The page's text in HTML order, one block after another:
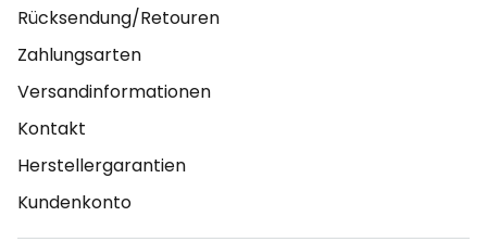
Rücksendung/Retouren
Zahlungsarten
Versandinformationen
Kontakt
Herstellergarantien
Kundenkonto